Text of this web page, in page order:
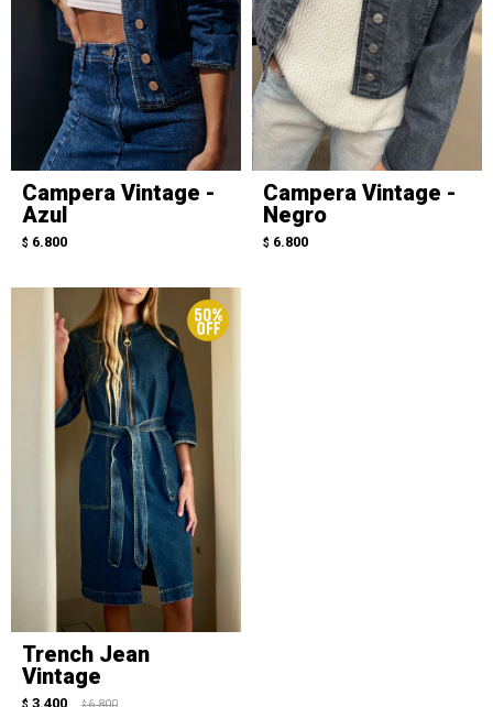
Campera Vintage -
Azul
$ 6.800
Campera Vintage -
Negro
$ 6.800
Trench Jean
Vintage
3.400 $